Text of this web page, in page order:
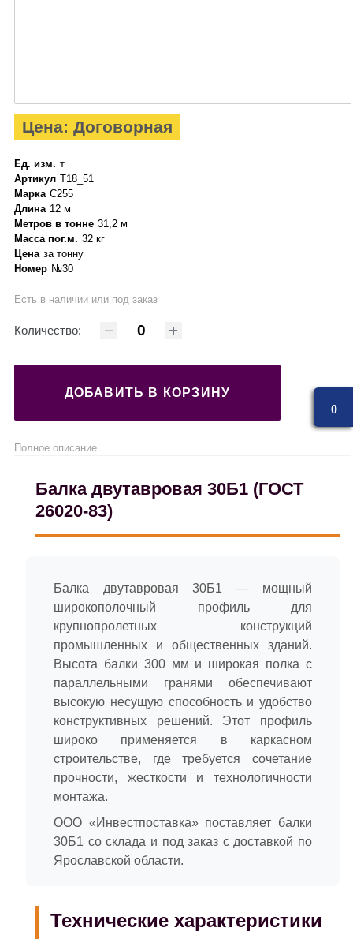
Цена: Договорная
Ед. изм. т
Артикул Т18_51
Марка С255
Длина 12 м
Метров в тонне 31,2 м
Масса пог.м. 32 кг
Цена за тонну
Номер №30
Есть в наличии или под заказ
Количество:
ДОБАВИТЬ В КОРЗИНУ
Полное описание
Балка двутавровая 30Б1 (ГОСТ
26020-83)
Балка двутавровая 30Б1 — мощный
широкополочный профиль для
крупнопролетных конструкций
промышленных и общественных зданий.
Высота балки 300 мм и широкая полка с
параллельными гранями обеспечивают
высокую несущую способность и удобство
конструктивных решений. Этот профиль
широко применяется в каркасном
строительстве, где требуется сочетание
прочности, жесткости и технологичности
монтажа.
ООО «Инвестпоставка» поставляет балки
30Б1 со склада и под заказ с доставкой по
Ярославской области.
Технические характеристики
0